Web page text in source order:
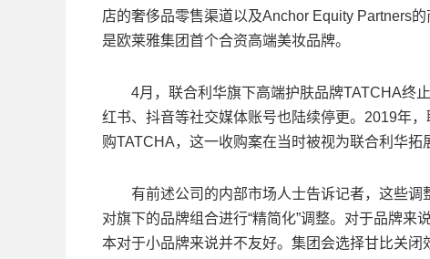
店的奢侈品零售渠道以及Anchor Equity Partners
是欧莱雅集团首个合资高端美妆品牌。
4月，联合利华旗下高端护肤品牌TATCHA终止
红书、抖音等社交媒体账号也陆续停更。2019年
购TATCHA，这一收购案在当时被视为联合利华拓
有前述公司的内部市场人士告诉记者，这些调
对旗下的品牌组合进行“精简化”调整。对于品牌
本对于小品牌来说并不友好。集团会选择甘比关